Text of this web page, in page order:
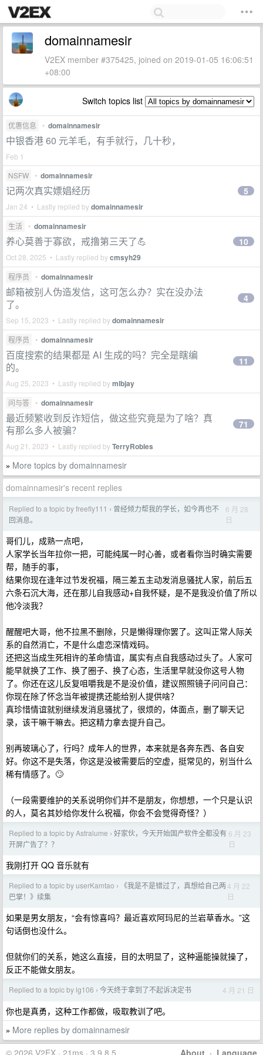
domainnamesir
V2EX member #375425, joined on 2019-01-05 16:06:51
+08:00
Switch topics list
优惠信息 • domainnamesir
中银香港 60 元羊毛，有手就行，几十秒，
Feb 1
NSFW
• domainnamesir
记两次真实嫖娼经历
Jan 24 • Lastly replied bydomainnamesir
5
生活 • domainnamesir
养心莫善于寡欲，戒撸第三天了💪
Oct 28, 2025 • Lastly replied bycmsyh29
10
程序员 • domainnamesir
邮箱被别人伪造发信，这可怎么办？实在没办法
了。
Sep 15, 2023 • Lastly replied bydomainnamesir
4
程序员 • domainnamesir
百度搜索的结果都是 AI 生成的吗？完全是瞎编
的。
Aug 25, 2023 • Lastly replied bymlbjay
11
问与答 • domainnamesir
最近频繁收到反诈短信，做这些究竟是为了啥？真
有那么多人被骗？
Aug 21, 2023 • Lastly replied byTerryRobles
71
» More topics by domainnamesir
domainnamesir's recent replies
Replied to a topic by freefly111 › 曾经倾力帮我的学长，如今再也不
回消息。
6 月 28
日
哥们儿，成熟一点吧，
人家学长当年拉你一把，可能纯属一时心善，或者看你当时确实需要
帮，随手的事，
结果你现在逢年过节发祝福，隔三差五主动发消息骚扰人家，前后五
六条石沉大海，还在那儿自我感动+自我怀疑，是不是我没价值了所以
他冷淡我？
醒醒吧大哥，他不拉黑不删除，只是懒得理你罢了。这叫正常人际关
系的自然消亡，不是什么虐恋深情戏码。
还把这当成生死相许的革命情谊，属实有点自我感动过头了。人家可
能早就换了工作、换了圈子、换了心态，生活里早就没你这号人物
了。你还在这儿反复咀嚼我是不是没价值，建议照照镜子问问自己：
你现在除了怀念当年被提携还能给别人提供啥？
真珍惜情谊就别继续发消息骚扰了，很烦的，体面点，删了聊天记
录，该干嘛干嘛去。把这精力拿去提升自己。
别再玻璃心了，行吗？成年人的世界，本来就是各奔东西、各自安
好。你这不是失落，你这是没被需要后的空虚，挺常见的，别当什么
稀有情感了。🙄
（一段需要维护的关系说明你们并不是朋友，你想想，一个只是认识
的人，莫名其妙给你发什么祝福，你会不会觉得奇怪？）
Replied to a topic by Astralume › 好家伙，今天开始国产软件全都没有
开屏广告了？？
6 月 23
日
我刚打开 QQ 音乐就有
Replied to a topic by userKamtao ›
《我是不是错过了，真想给自己两
巴掌！》续集
4 月 22
日
如果是男女朋友，“会有惊喜吗？最近喜欢阿玛尼的兰岩草香水。”这
句话倒也没什么。
但就你们的关系，她这么直接，目的太明显了，这种逼能操就操了，
反正不能做女朋友。
Replied to a topic by lg106 › 今天终于拿到了不起诉决定书 4 月 21 日
你也是真勇，这种工作都做，吸取教训了吧。
» More replies by domainnamesir
About · Language
© 2026 V2EX · 21ms · 3.9.8.5